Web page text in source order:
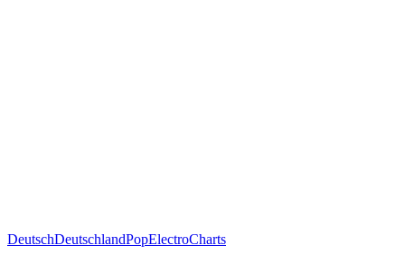
DeutschDeutschlandPopElectroCharts